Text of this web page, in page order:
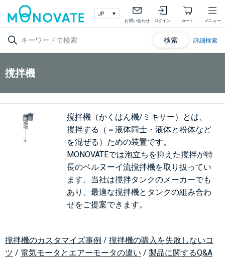
お問い合わせ ログイン カート メニュー
検索 詳細検索
撹拌機
撹拌機（かくはん機/ミキサー）とは、
撹拌する（＝液体同士・液体と粉体など
を混ぜる）ための装置です。
MONOVATEでは泡立ちを抑えた撹拌が特
長のベルヌーイ流撹拌機を取り扱ってい
ます。当社は撹拌タンクのメーカーでも
あり、最適な撹拌機とタンクの組み合わ
せをご提案できます。
撹拌機のカスタマイズ事例 / 撹拌機の購入を失敗しないコ
ツ / 電気モータとエアーモータの違い / 製品に関するQ&A